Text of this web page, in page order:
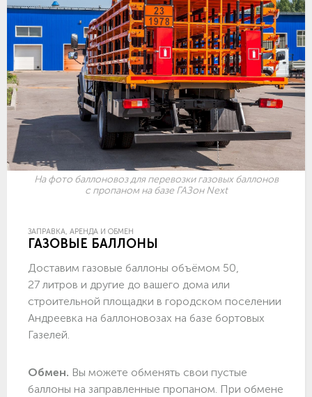
На фото баллоновоз для перевозки газовых баллонов
с пропаном на базе ГАЗон Next
ЗАПРАВКА, АРЕНДА И ОБМЕН
ГАЗОВЫЕ БАЛЛОНЫ
Доставим газовые баллоны объёмом 50,
27 литров и другие до вашего дома или
строительной площадки в городском поселении
Андреевка на баллоновозах на базе бортовых
Газелей.
Обмен. Вы можете обменять свои пустые
баллоны на заправленные пропаном. При обмене